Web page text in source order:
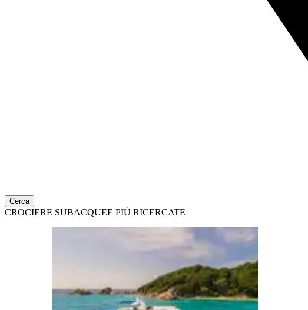
Cerca
CROCIERE SUBACQUEE PIÙ RICERCATE